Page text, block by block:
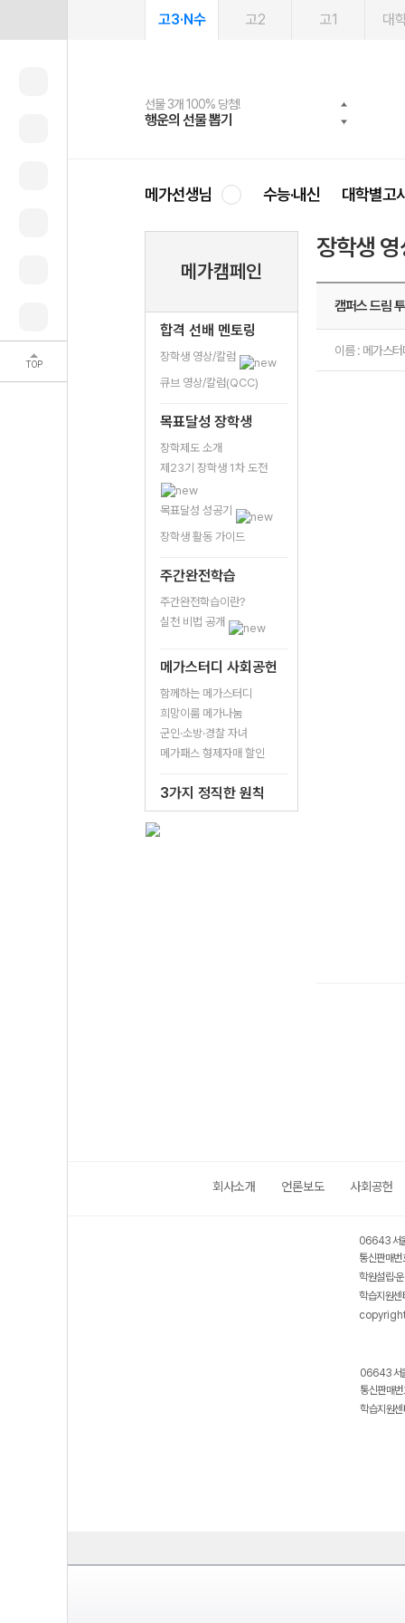
TOP
고3·N수 고2 고1 대
선물 3개 100% 당첨!
행운의 선물 뽑기
선물 100% 증정!
메가스터디 X 올리브
여름방학 스터디 캐시백
메가런 썸머스쿨
2027 러셀 단과
강사 공개선발
스마트러닝앱
설문 EVENT
메가패스
3일 무료 체험권
메가패스 수강생 무료혜택!
메가클럽 멤버십
사회공헌 캠페인
희망이룸 메가나눔
메가선생님 수능·내신 대학별고
메가캠페인
합격 선배 멘토링
장학생 영상/칼럼
큐브 영상/칼럼(QCC)
목표달성 장학생
장학제도 소개
제23기 장학생 1차 도전
목표달성 성공기
장학생 활동 가이드
주간완전학습
주간완전학습이란?
실천 비법 공개
메가스터디 사회공헌
함께하는 메가스터디
희망이룸 메가나눔
군인·소방·경찰 자녀
메가패스 형제자매 할인
3가지 정직한 원칙
장학생
캠퍼스 드림
이름 : 메가스
회사소개 언론보도 사회공헌
06643 서
통신판매
학원설립·
학습지원
06643 서
통신판매
학습지원